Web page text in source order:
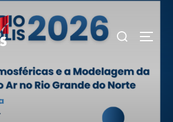
Pesquisar